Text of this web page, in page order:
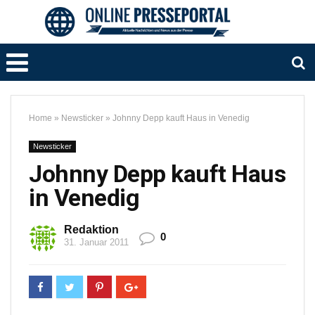
Home » Newsticker » Johnny Depp kauft Haus in Venedig
Newsticker
Johnny Depp kauft Haus
in Venedig
Redaktion
31. Januar 2011 0